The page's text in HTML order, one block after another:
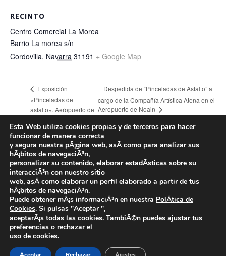
RECINTO
Centro Comercial La Morea
Barrio La morea s/n
Cordovilla, Navarra 31191 + Google Map
Exposición
«Pinceladas de
asfalto». Aeropuerto de
Despedida de “Pinceladas de Asfalto” a
cargo de la Compañía Artística Atena en el
Aeropuerto de Noain
Fundación Atena -
Aviso legal y Política de privacidad Política de cookies
©2025 Todos los derechos reservados
Esta Web utiliza cookies propias y de terceros para hacer
funcionar de manera correcta
y segura nuestra pÃ¡gina web, asÃ­ como para analizar sus
hÃ¡bitos de navegaciÃ³n,
personalizar su contenido, elaborar estadÃ­sticas sobre su
interacciÃ³n con nuestro sitio
web, asÃ­ como elaborar un perfil elaborado a partir de tus
hÃ¡bitos de navegaciÃ³n.
Puede obtener mÃ¡s informaciÃ³n en nuestra PolÃ­tica de
Cookies. Si pulsas "Aceptar ",
aceptarÃ¡s todas las cookies. TambiÃ©n puedes ajustar tus
preferencias o rechazar el
uso de cookies.